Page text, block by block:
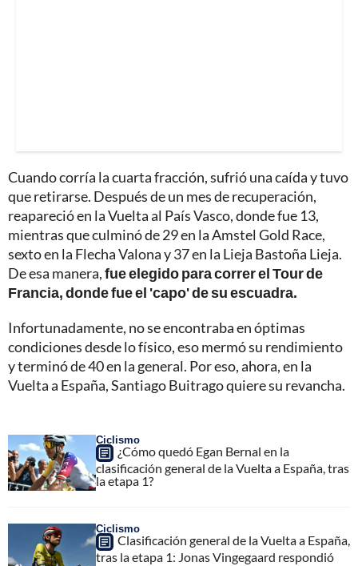
Cuando corría la cuarta fracción, sufrió una caída y tuvo
que retirarse. Después de un mes de recuperación,
reapareció en la Vuelta al País Vasco, donde fue 13,
mientras que culminó de 29 en la Amstel Gold Race,
sexto en la Flecha Valona y 37 en la Lieja Bastoña Lieja.
De esa manera,fue elegido para correr el Tour de
Francia, donde fue el 'capo' de su escuadra.
Infortunadamente, no se encontraba en óptimas
condiciones desde lo físico, eso mermó su rendimiento
y terminó de 40 en la general. Por eso, ahora, en la
Vuelta a España, Santiago Buitrago quiere su revancha.
Ciclismo
¿Cómo quedó Egan Bernal en la
clasificación general de la Vuelta a España, tras
la etapa 1?
Ciclismo
Clasificación general de la Vuelta a España,
tras la etapa 1: Jonas Vingegaard respondió